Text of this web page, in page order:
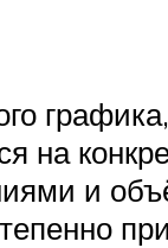
на
и